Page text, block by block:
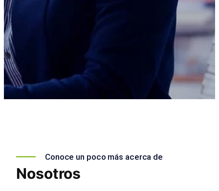
Conoce un poco más acerca de
Nosotros